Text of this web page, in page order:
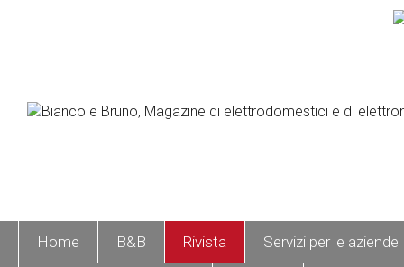
Home B&B Rivista Servizi per le aziende